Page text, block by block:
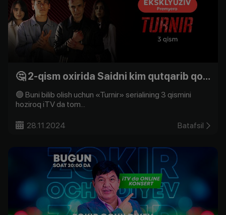
🤔 2-qism oxirida Saidni kim qutqarib qoldi?
🟢 Buni bilib olish uchun «Turnir» serialining 3 qismini
hoziroq iTV da tom...
28.11.2024 Batafsil